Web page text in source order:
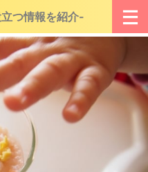
つ情報を紹介-